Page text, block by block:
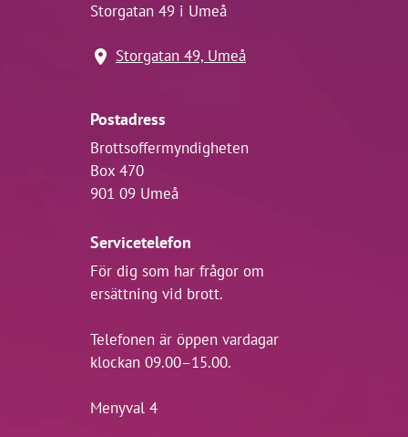
Storgatan 49 i Umeå
Storgatan 49, Umeå
Postadress
Brottsoffermyndigheten
Box 470
901 09 Umeå
Servicetelefon
För dig som har frågor om
ersättning vid brott.
Telefonen är öppen vardagar
klockan 09.00–15.00.
Menyval 4